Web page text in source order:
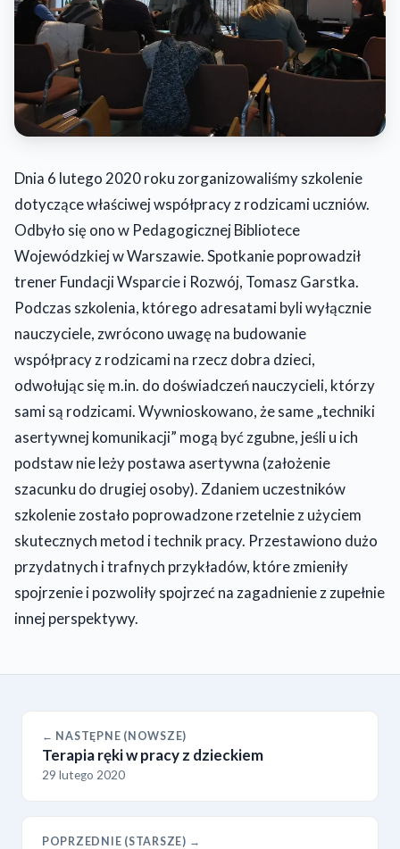
Dnia 6 lutego 2020 roku zorganizowaliśmy szkolenie
dotyczące właściwej współpracy z rodzicami uczniów.
Odbyło się ono w Pedagogicznej Bibliotece
Wojewódzkiej w Warszawie. Spotkanie poprowadził
trener Fundacji Wsparcie i Rozwój, Tomasz Garstka.
Podczas szkolenia, którego adresatami byli wyłącznie
nauczyciele, zwrócono uwagę na budowanie
współpracy z rodzicami na rzecz dobra dzieci,
odwołując się m.in. do doświadczeń nauczycieli, którzy
sami są rodzicami. Wywnioskowano, że same „techniki
asertywnej komunikacji” mogą być zgubne, jeśli u ich
podstaw nie leży postawa asertywna (założenie
szacunku do drugiej osoby). Zdaniem uczestników
szkolenie zostało poprowadzone rzetelnie z użyciem
skutecznych metod i technik pracy. Przestawiono dużo
przydatnych i trafnych przykładów, które zmieniły
spojrzenie i pozwoliły spojrzeć na zagadnienie z zupełnie
innej perspektywy.
← NASTĘPNE (NOWSZE)
Terapia ręki w pracy z dzieckiem
29 lutego 2020
POPRZEDNIE (STARSZE) →